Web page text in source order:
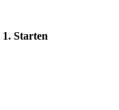
1. Starten